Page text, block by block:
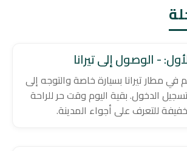
- الوصول إلى تيرانا
في مطار تيرانا بسيارة خاصة والتوجه إلى
الدخول. بقية اليوم وقت حر للراحة
للتعرف على أجواء المدينة.